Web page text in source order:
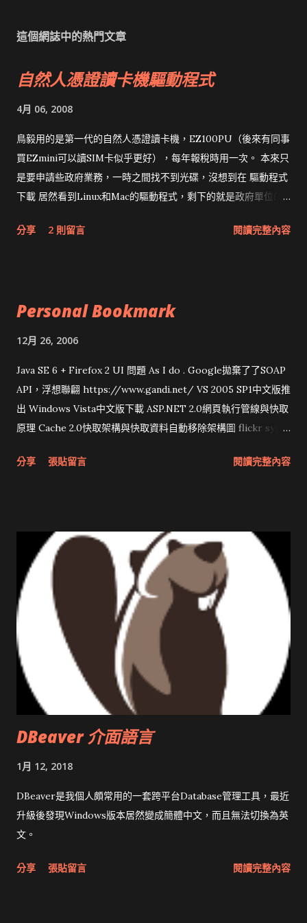
這個網誌中的熱門文章
自然人憑證讀卡機驅動程式
4月 06, 2008
鳥毅用的是第一代的自然人憑證讀卡機，EZ100PU（後來有同事
買EZmini可以讀SIM卡似乎更好），每年報稅時用一次。 本來只
是要申請些政府業務，一時之間找不到光碟，沒想到在 驅動程式
下載 居然看到Linux和Mac的驅動程式，剩下的就是政府單位的
分享 2 則留言 閱讀完整內容
Personal Bookmark
12月 26, 2006
Java SE 6 + Firefox 2 UI 問題 As I do . Google拋棄了了SOAP
API，浮想聯翩 https://www.gandi.net/ VS 2005 SP1中文版推
出 Windows Vista中文版下載 ASP.NET 2.0網頁執行管線與快取
原理 Cache 2.0快取架構與快取資料自動移除架構圖 flickr sync
圖治推動改革 Wait and see 國內某SOC疑遭駭客入侵 大砲開講
分享 張貼留言 閱讀完整內容
DBeaver 介面語言
1月 12, 2018
DBeaver是我個人頗常用的一套跨平台Database管理工具，最近
升級後發現Windows版本居然變成簡體中文，而且無法切換為英
文。
分享 張貼留言 閱讀完整內容